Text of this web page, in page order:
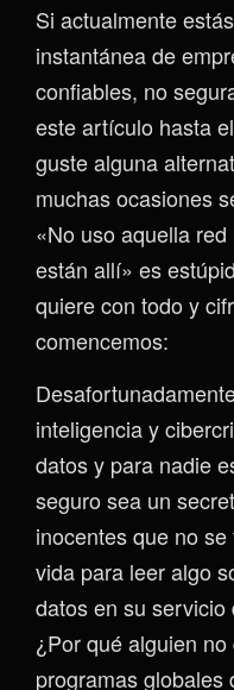
Si actualmente
instantánea de
confiables, no
este artículo hasta
guste alguna
muchas ocasiones
«No uso aquella
están allí» es
quiere con todo y
comencemos:
inteligencia y
datos y para nadie
seguro sea un
inocentes que no
vida para leer algo
datos en su
¿Por qué alguien
programas globales